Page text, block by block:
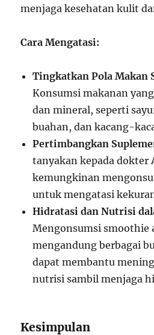
menjaga kesehatan kulit
Cara Mengatasi:
Tingkatkan Pola Makan
Konsumsi makanan
dan mineral, seperti
buahan, dan kacang-
Pertimbangkan
tanyakan kepada dokter
kemungkinan
untuk mengatasi
Hidratasi dan Nutrisi
Mengonsumsi smoothie
mengandung berbagai
dapat membantu
nutrisi sambil menjaga
Kesimpulan